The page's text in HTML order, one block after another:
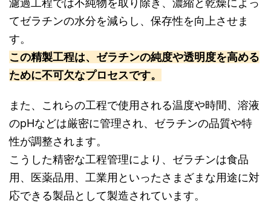
濾過工程では不純物を取り除き、濃縮と乾燥によっ
てゼラチンの水分を減らし、保存性を向上させま
す。
この精製工程は、ゼラチンの純度や透明度を高める
ために不可欠なプロセスです。
また、これらの工程で使用される温度や時間、溶液
のpHなどは厳密に管理され、ゼラチンの品質や特
性が調整されます。
こうした精密な工程管理により、ゼラチンは食品
用、医薬品用、工業用といったさまざまな用途に対
応できる製品として製造されています。